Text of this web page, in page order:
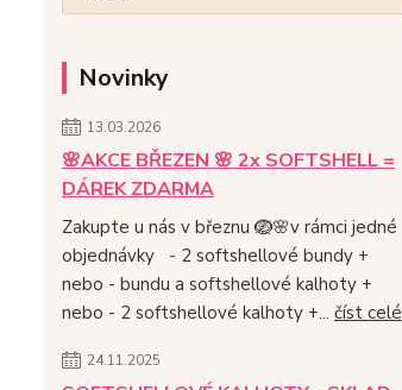
Novinky
13.03.2026
🌸AKCE BŘEZEN 🌸 2x SOFTSHELL =
DÁREK ZDARMA
Zakupte u nás v březnu 🪺🌸v rámci jedné
objednávky - 2 softshellové bundy +
nebo - bundu a softshellové kalhoty +
nebo - 2 softshellové kalhoty +... číst celé
24.11.2025